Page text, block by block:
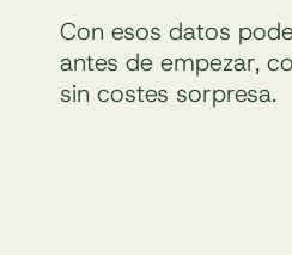
Con esos datos
antes de empezar,
sin costes sorpresa.